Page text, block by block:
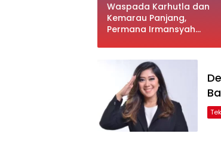
Waspada Karhutla dan
Kemarau Panjang,
Permana Irmansyah